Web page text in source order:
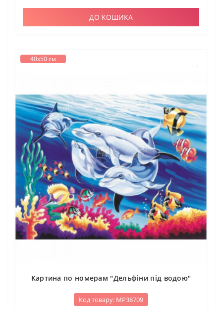
ДО КОШИКА
40х50 см
Картина по номерам "Дельфіни під водою"
Код товару: МР38709